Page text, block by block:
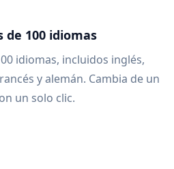
de 100 idiomas
idiomas, incluidos inglés,
y alemán. Cambia de un
un solo clic.